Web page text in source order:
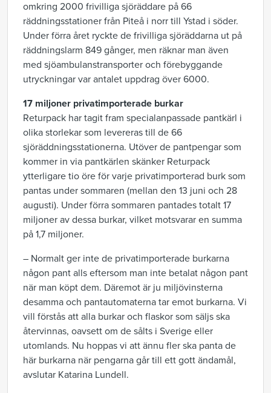
omkring 2000 frivilliga sjöräddare på 66
räddningsstationer från Piteå i norr till Ystad i söder.
Under förra året ryckte de frivilliga sjöräddarna ut på
räddningslarm 849 gånger, men räknar man även
med sjöambulanstransporter och förebyggande
utryckningar var antalet uppdrag över 6000.
17 miljoner privatimporterade burkar
Returpack har tagit fram specialanpassade pantkärl i
olika storlekar som levereras till de 66
sjöräddningsstationerna. Utöver de pantpengar som
kommer in via pantkärlen skänker Returpack
ytterligare tio öre för varje privatimporterad burk som
pantas under sommaren (mellan den 13 juni och 28
augusti). Under förra sommaren pantades totalt 17
miljoner av dessa burkar, vilket motsvarar en summa
på 1,7 miljoner.
– Normalt ger inte de privatimporterade burkarna
någon pant alls eftersom man inte betalat någon pant
när man köpt dem. Däremot är ju miljövinsterna
desamma och pantautomaterna tar emot burkarna. Vi
vill förstås att alla burkar och flaskor som säljs ska
återvinnas, oavsett om de sålts i Sverige eller
utomlands. Nu hoppas vi att ännu fler ska panta de
här burkarna när pengarna går till ett gott ändamål,
avslutar Katarina Lundell.